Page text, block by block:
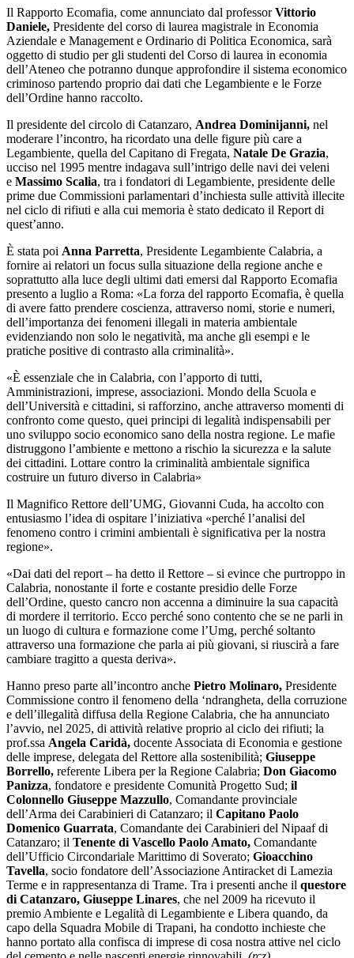
Il Rapporto Ecomafia, come annunciato dal professorVittorio
Daniele, Presidente del corso di laurea magistrale in Economia
Aziendale e Management e Ordinario di Politica Economica, sarà
oggetto di studio per gli studenti del Corso di laurea in economia
dell’Ateneo che potranno dunque approfondire il sistema economico
criminoso partendo proprio dai dati che Legambiente e le Forze
dell’Ordine hanno raccolto.
Il presidente del circolo di Catanzaro, Andrea Dominijanni, nel
moderare l’incontro, ha ricordato una delle figure più care a
Legambiente, quella del Capitano di Fregata, Natale De Grazia,
ucciso nel 1995 mentre indagava sull’intrigo delle navi dei veleni
e Massimo Scalia, tra i fondatori di Legambiente, presidente delle
prime due Commissioni parlamentari d’inchiesta sulle attività illecite
nel ciclo di rifiuti e alla cui memoria è stato dedicato il Report di
quest’anno.
È stata poi Anna Parretta, Presidente Legambiente Calabria, a
fornire ai relatori un focus sulla situazione della regione anche e
soprattutto alla luce degli ultimi dati emersi dal Rapporto Ecomafia
presento a luglio a Roma: «La forza del rapporto Ecomafia, è quella
di avere fatto prendere coscienza, attraverso nomi, storie e numeri,
dell’importanza dei fenomeni illegali in materia ambientale
evidenziando non solo le negatività, ma anche gli esempi e le
pratiche positive di contrasto alla criminalità».
«È essenziale che in Calabria, con l’apporto di tutti,
Amministrazioni, imprese, associazioni. Mondo della Scuola e
dell’Università e cittadini, si rafforzino, anche attraverso momenti di
confronto come questo, quei principi di legalità indispensabili per
uno sviluppo socio economico sano della nostra regione. Le mafie
distruggono l’ambiente e mettono a rischio la sicurezza e la salute
dei cittadini. Lottare contro la criminalità ambientale significa
costruire un futuro diverso in Calabria»
Il Magnifico Rettore dell’UMG, Giovanni Cuda, ha accolto con
entusiasmo l’idea di ospitare l’iniziativa «perché l’analisi del
fenomeno contro i crimini ambientali è significativa per la nostra
regione».
«Dai dati del report – ha detto il Rettore – si evince che purtroppo in
Calabria, nonostante il forte e costante presidio delle Forze
dell’Ordine, questo cancro non accenna a diminuire la sua capacità
di mordere il territorio. Ecco perché sono contento che se ne parli in
un luogo di cultura e formazione come l’Umg, perché soltanto
attraverso una formazione che parla ai più giovani, si riuscirà a fare
cambiare tragitto a questa deriva».
Hanno preso parte all’incontro anche Pietro Molinaro, Presidente
Commissione contro il fenomeno della ‘ndrangheta, della corruzione
e dell’illegalità diffusa della Regione Calabria, che ha annunciato
l’avvio, nel 2025, di attività relative proprio al ciclo dei rifiuti; la
prof.ssa Angela Caridà, docente Associata di Economia e gestione
delle imprese, delegata del Rettore alla sostenibilità; Giuseppe
Borrello, referente Libera per la Regione Calabria; Don Giacomo
Panizza, fondatore e presidente Comunità Progetto Sud; il
Colonnello Giuseppe Mazzullo, Comandante provinciale
dell’Arma dei Carabinieri di Catanzaro; il Capitano Paolo
Domenico Guarrata, Comandante dei Carabinieri del Nipaaf di
Catanzaro; il Tenente di Vascello Paolo Amato, Comandante
dell’Ufficio Circondariale Marittimo di Soverato; Gioacchino
Tavella, socio fondatore dell’Associazione Antiracket di Lamezia
Terme e in rappresentanza di Trame. Tra i presenti anche il questore
di Catanzaro, Giuseppe Linares, che nel 2009 ha ricevuto il
premio Ambiente e Legalità di Legambiente e Libera quando, da
capo della Squadra Mobile di Trapani, ha condotto inchieste che
hanno portato alla confisca di imprese di cosa nostra attive nel ciclo